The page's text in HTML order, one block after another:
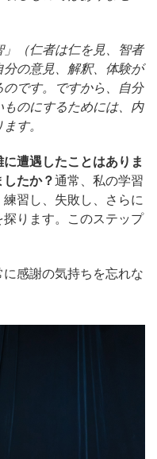
」（仁者は仁を見、智者
の意見、解釈、体験が
です。ですから、自分
のにするためには、内
す。
遭遇したことはありま
たか？通常、私の学習
習し、失敗し、さらに
ります。このステップ
感謝の気持ちを忘れな